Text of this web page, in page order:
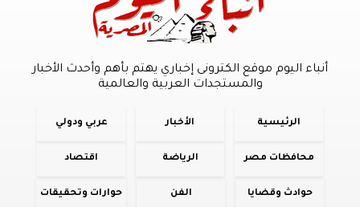
أنباء اليوم موقع الكترونى إخباري يهتم بأهم وأحدث الأخبار
والمستجدات العربية والعالمية
الرئيسية الأخبار عربي ودولي
محافظات مصر الرياضة اقتصاد
حوادث وقضايا الفن حوارات وتحقيقات